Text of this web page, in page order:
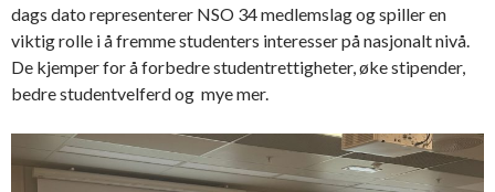
dags dato representerer NSO 34 medlemslag og spiller en
viktig rolle i å fremme studenters interesser på nasjonalt nivå.
De kjemper for å forbedre studentrettigheter, øke stipender,
bedre studentvelferd og mye mer.